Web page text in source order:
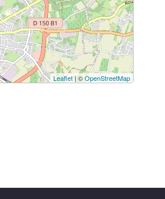
Leaflet| ©OpenStreetMap